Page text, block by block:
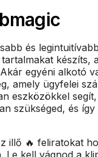
és
készíts,
egyéni alkotó
amely ügyfelei
eszközökkel
szükséged, és
illő 🔥 feliratokat
Le kell vágnod a